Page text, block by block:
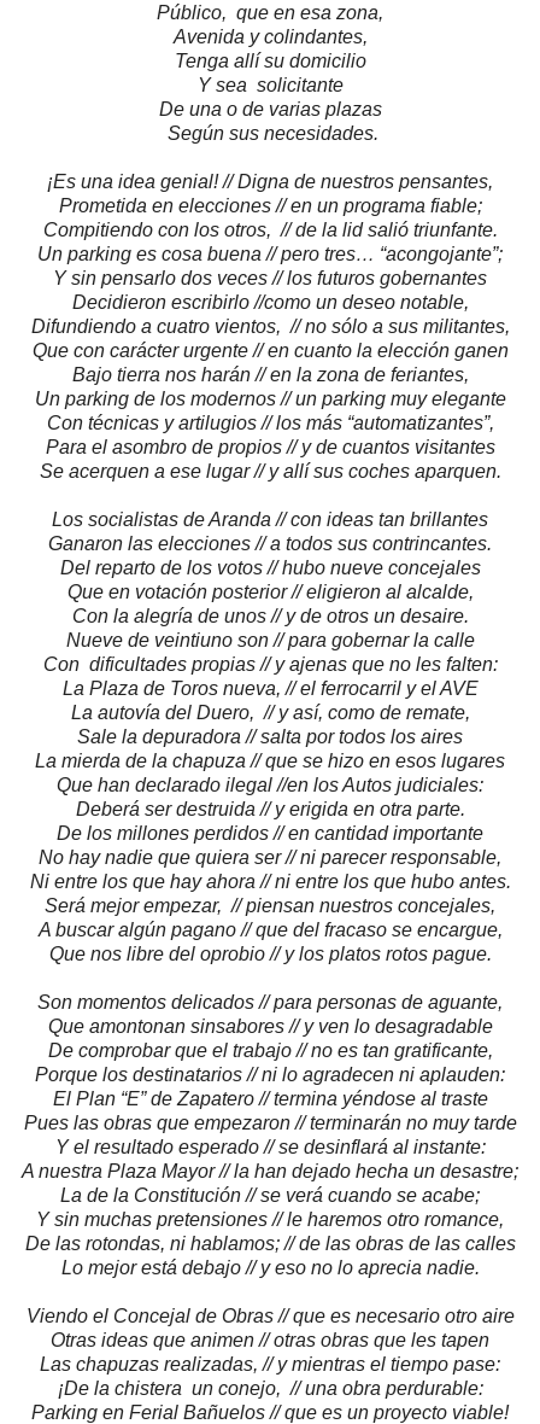
Público, que en esa zona,
Avenida y colindantes,
Tenga allí su domicilio
Y sea solicitante
De una o de varias plazas
Según sus necesidades.
¡Es una idea genial! // Digna de nuestros pensantes,
Prometida en elecciones // en un programa fiable;
Compitiendo con los otros, // de la lid salió triunfante.
Un parking es cosa buena // pero tres… “acongojante”;
Y sin pensarlo dos veces // los futuros gobernantes
Decidieron escribirlo //como un deseo notable,
Difundiendo a cuatro vientos, // no sólo a sus militantes,
Que con carácter urgente // en cuanto la elección ganen
Bajo tierra nos harán // en la zona de feriantes,
Un parking de los modernos // un parking muy elegante
Con técnicas y artilugios // los más “automatizantes”,
Para el asombro de propios // y de cuantos visitantes
Se acerquen a ese lugar // y allí sus coches aparquen.
Los socialistas de Aranda // con ideas tan brillantes
Ganaron las elecciones // a todos sus contrincantes.
Del reparto de los votos // hubo nueve concejales
Que en votación posterior // eligieron al alcalde,
Con la alegría de unos // y de otros un desaire.
Nueve de veintiuno son // para gobernar la calle
Con dificultades propias // y ajenas que no les falten:
La Plaza de Toros nueva, // el ferrocarril y el AVE
La autovía del Duero, // y así, como de remate,
Sale la depuradora // salta por todos los aires
La mierda de la chapuza // que se hizo en esos lugares
Que han declarado ilegal //en los Autos judiciales:
Deberá ser destruida // y erigida en otra parte.
De los millones perdidos // en cantidad importante
No hay nadie que quiera ser // ni parecer responsable,
Ni entre los que hay ahora // ni entre los que hubo antes.
Será mejor empezar, // piensan nuestros concejales,
A buscar algún pagano // que del fracaso se encargue,
Que nos libre del oprobio // y los platos rotos pague.
Son momentos delicados // para personas de aguante,
Que amontonan sinsabores // y ven lo desagradable
De comprobar que el trabajo // no es tan gratificante,
Porque los destinatarios // ni lo agradecen ni aplauden:
El Plan “E” de Zapatero // termina yéndose al traste
Pues las obras que empezaron // terminarán no muy tarde
Y el resultado esperado // se desinflará al instante:
A nuestra Plaza Mayor // la han dejado hecha un desastre;
La de la Constitución // se verá cuando se acabe;
Y sin muchas pretensiones // le haremos otro romance,
De las rotondas, ni hablamos; // de las obras de las calles
Lo mejor está debajo // y eso no lo aprecia nadie.
Viendo el Concejal de Obras // que es necesario otro aire
Otras ideas que animen // otras obras que les tapen
Las chapuzas realizadas, // y mientras el tiempo pase:
¡De la chistera un conejo, // una obra perdurable:
Parking en Ferial Bañuelos // que es un proyecto viable!